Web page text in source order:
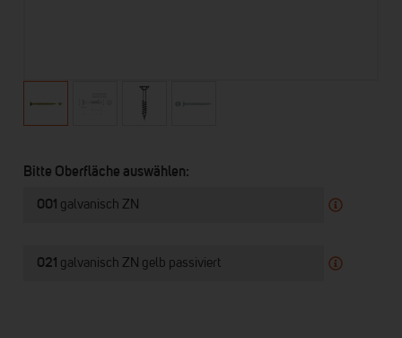
Bitte Oberfläche auswählen:
001 galvanisch ZN
021 galvanisch ZN gelb passiviert